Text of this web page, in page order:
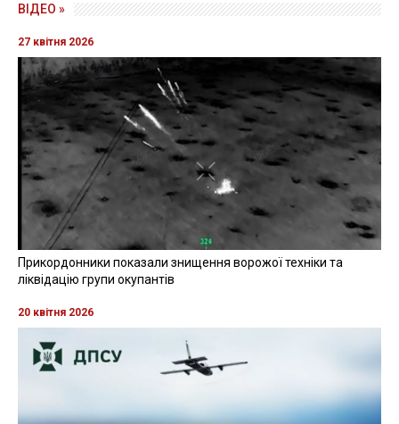
ВІДЕО »
27 квітня 2026
Прикордонники показали знищення ворожої техніки та
ліквідацію групи окупантів
20 квітня 2026